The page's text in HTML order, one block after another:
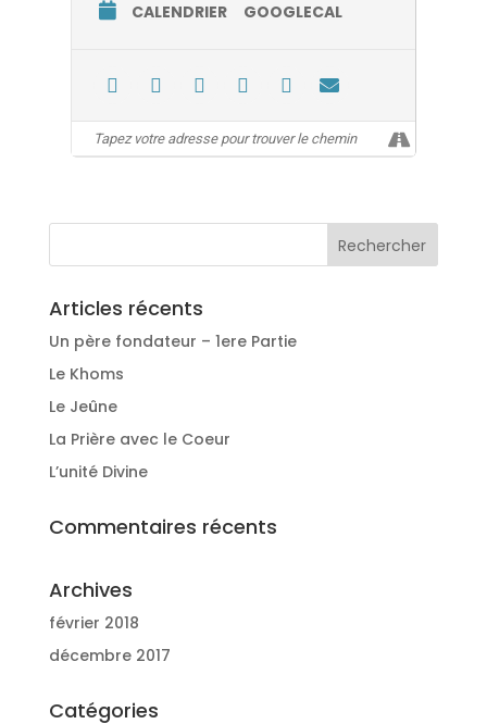
CALENDRIER GOOGLECAL
Articles récents
Un père fondateur – 1ere Partie
Le Khoms
Le Jeûne
La Prière avec le Coeur
L’unité Divine
Commentaires récents
Archives
février 2018
décembre 2017
Catégories